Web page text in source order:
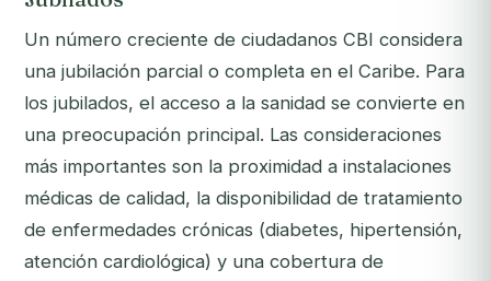
Un número creciente de ciudadanos CBI considera
una jubilación parcial o completa en el Caribe. Para
los jubilados, el acceso a la sanidad se convierte en
una preocupación principal. Las consideraciones
más importantes son la proximidad a instalaciones
médicas de calidad, la disponibilidad de tratamiento
de enfermedades crónicas (diabetes, hipertensión,
atención cardiológica) y una cobertura de